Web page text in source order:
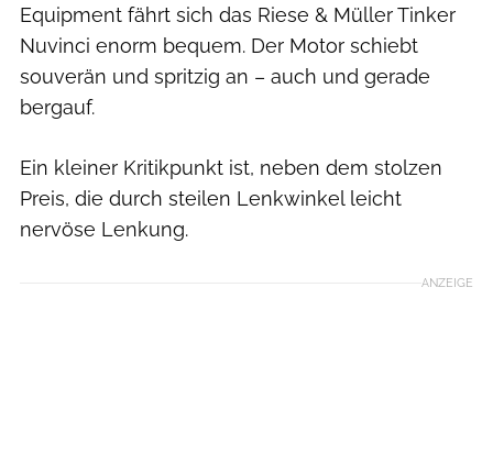
Equipment fährt sich das Riese & Müller Tinker
Nuvinci enorm bequem. Der Motor schiebt
souverän und spritzig an – auch und gerade
bergauf.
Ein kleiner Kritikpunkt ist, neben dem stolzen
Preis, die durch steilen Lenkwinkel leicht
nervöse Lenkung.
ANZEIGE